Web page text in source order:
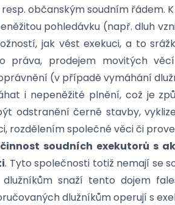
občanským soudním řádem.
pohledávku (např. dluh
jak vést exekuci, a to
práva, prodejem movitých
(v případě vymáhání
i nepeněžité plnění, což je
odstranění černé stavby,
rozdělením společné věci či
soudních exekutorů s
. Tyto společnosti totiž nemají se
snaží tento dojem
dlužníkům operují s